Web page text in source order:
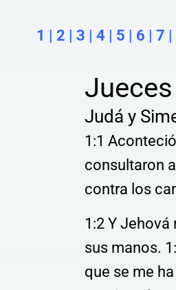
1 | 2 | 3 | 4 | 5 | 6 | 7 |
Jueces
Judá y
1:1
consultaron
contra los
1:2 Y Jehová
sus manos.
que se me